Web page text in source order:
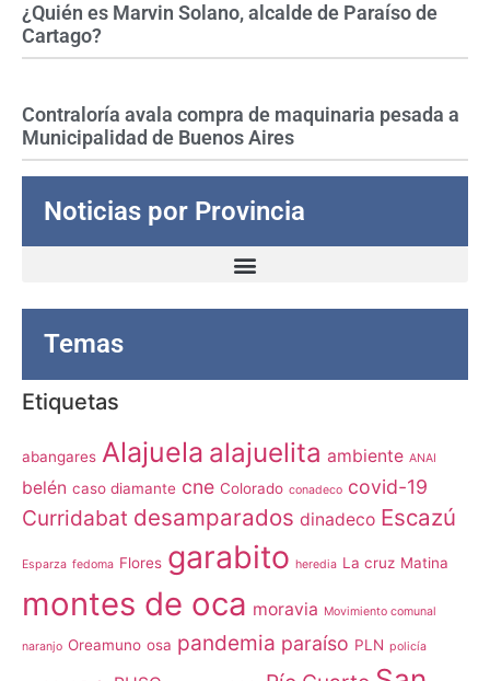
¿Quién es Marvin Solano, alcalde de Paraíso de
Cartago?
Contraloría avala compra de maquinaria pesada a
Municipalidad de Buenos Aires
Noticias por Provincia
Temas
Etiquetas
abangares Alajuela alajuelita ambiente ANAI
belén caso diamante cne Colorado conadeco covid-19
Curridabat desamparados dinadeco Escazú
Esparza fedoma Flores garabito heredia La cruz Matina
montes de oca moravia Movimiento comunal
naranjo Oreamuno osa pandemia paraíso PLN policía